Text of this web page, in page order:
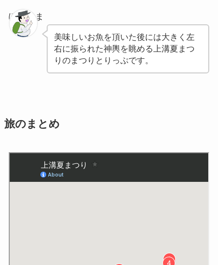
ぽちゃま
美味しいお魚を頂いた後には大きく左
右に振られた神輿を眺める上溝夏まつ
りのまつりとりっぷです。
旅のまとめ